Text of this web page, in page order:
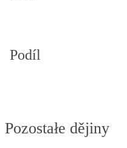
Podíl
Pozostałe dějiny